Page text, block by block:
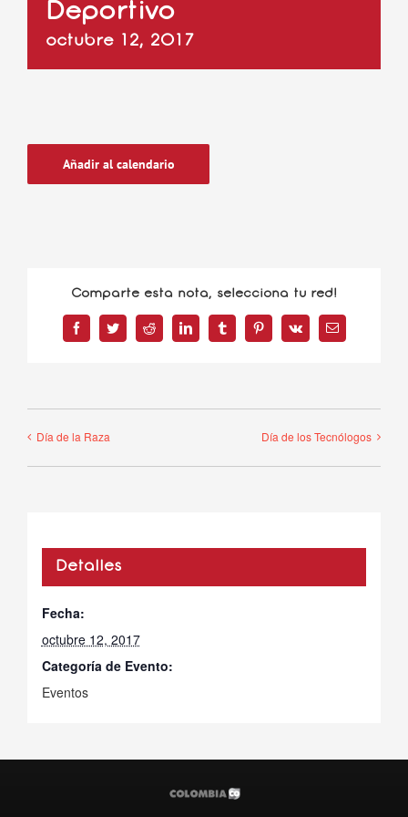
Deportivo
octubre 12, 2017
Añadir al calendario
Comparte esta nota, selecciona tu red!
FacebookTwitterReddit LinkedInTumblrPinterest
Vk
Correo
electrónico
Día de la Raza Día de los Tecnólogos
Detalles
Fecha:
octubre 12, 2017
Categoría de Evento:
Eventos